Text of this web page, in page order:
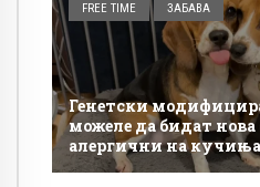
FREE TIME ЗАБАВА
Генетски
можеле да бидат нова
алергични на кучиња